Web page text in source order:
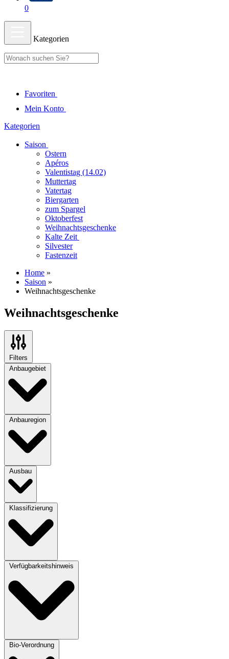
0
Kategorien
Favoriten
Mein Konto
Kategorien
Saison
Ostern
Apéros
Valentistag (14.02)
Muttertag
Vatertag
Biergarten
zum Spargel
Oktoberfest
Weihnachtsgeschenke
Kalte Zeit
Silvester
Fastenzeit
Home »
Saison »
Weihnachtsgeschenke
Weihnachtsgeschenke
Filters
Anbaugebiet
Anbauregion
Ausbau
Klassifizierung
Verfügbarkeitshinweis
Bio-Verordnung